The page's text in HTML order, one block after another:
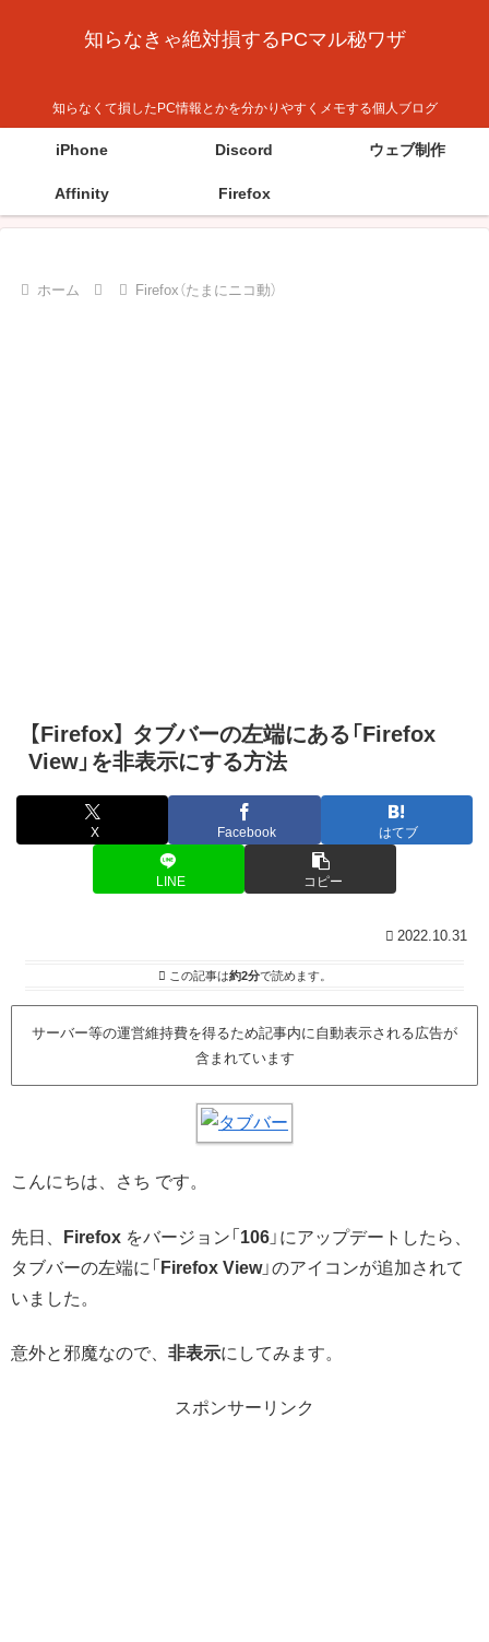
知らなきゃ絶対損するPCマル秘ワザ
知らなくて損したPC情報とかを分かりやすくメモする個人ブログ
iPhone Discord ウェブ制作
Affinity Firefox
ホーム Firefox（たまにニコ動）
【Firefox】 タブバーの左端にある「Firefox
View」を非表示にする方法
X Facebook はてブ
LINE コピー
2022.10.31
この記事は約2分で読めます。
サーバー等の運営維持費を得るため記事内に自動表示される広告が
含まれています
こんにちは、さち です。
先日、 Firefox をバージョン「 106 」にアップデートしたら、
タブバーの左端に「 Firefox View」のアイコンが追加されて
いました。
意外と邪魔なので、 非表示にしてみます。
スポンサーリンク